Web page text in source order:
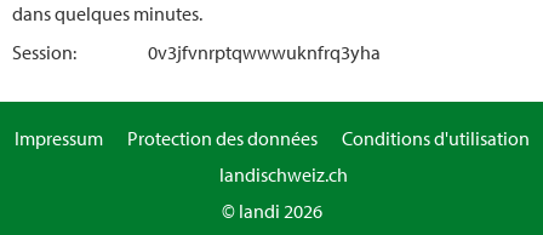
dans quelques minutes.
Session:
0v3jfvnrptqwwwuknfrq3yha
Impressum Protection des données
Conditions d'utilisation
landischweiz.ch
© landi 2026